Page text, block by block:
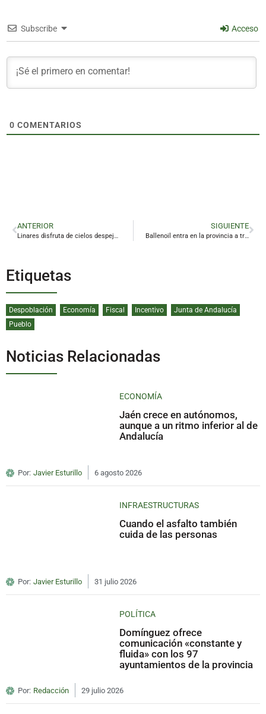
Subscribe Acceso
0 COMENTARIOS
ANTERIOR
Linares disfruta de cielos despejados y máximas en aumento para recibir a la Navidad
SIGUIENTE
Ballenoil entra en la provincia a través de Linares
Etiquetas
Despoblación Economía Fiscal Incentivo
Junta de Andalucía
Pueblo
Noticias Relacionadas
ECONOMÍA
Jaén crece en autónomos,
aunque a un ritmo inferior al de
Andalucía
Por: Javier Esturillo 6 agosto 2026
INFRAESTRUCTURAS
Cuando el asfalto también
cuida de las personas
Por: Javier Esturillo 31 julio 2026
POLÍTICA
Domínguez ofrece
comunicación «constante y
fluida» con los 97
ayuntamientos de la provincia
Por: Redacción 29 julio 2026